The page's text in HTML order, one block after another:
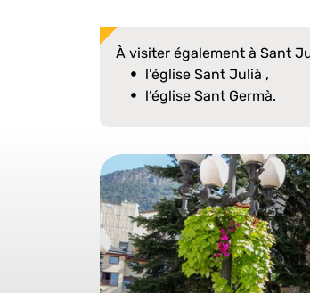
À visiter également à Sant
l’église Sant Julià ,
l’église Sant Germà.